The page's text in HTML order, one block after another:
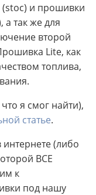
и прошивки
так же для
второй
Lite, как
топлива,
я смог найти),
статье.
(либо
ВСЕ
к
под нашу